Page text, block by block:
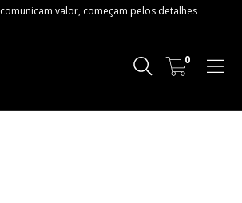
valor, começam pelos detalhes
0